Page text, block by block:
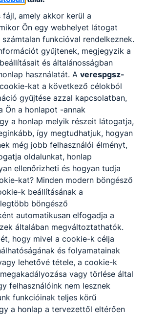
Gmail
csatorna
Drive
amely akkor kerül a
Ön egy webhelyet látogat
funkcióval rendelkeznek.
gyűjtenek, megjegyzik a
és általánosságban
használatát. A verespgsz-
kat a következő célokból
gyűjtése azzal kapcsolatban,
Ön a honlapot -annak
a honlap melyik részeit látogatja,
így megtudhatjuk, hogyan
még jobb felhasználói élményt,
oldalunkat, honlap
ellenőrizheti és hogyan tudja
kat? Minden modern böngésző
k beállításának a
böngésző
automatikusan elfogadja a
általában megváltoztathatók.
hogy mivel a cookie-k célja
és folyamatainak
lehetővé tétele, a cookie-k
vagy törlése által
felhasználóink nem lesznek
funkcióinak teljes körű
a honlap a tervezettől eltérően